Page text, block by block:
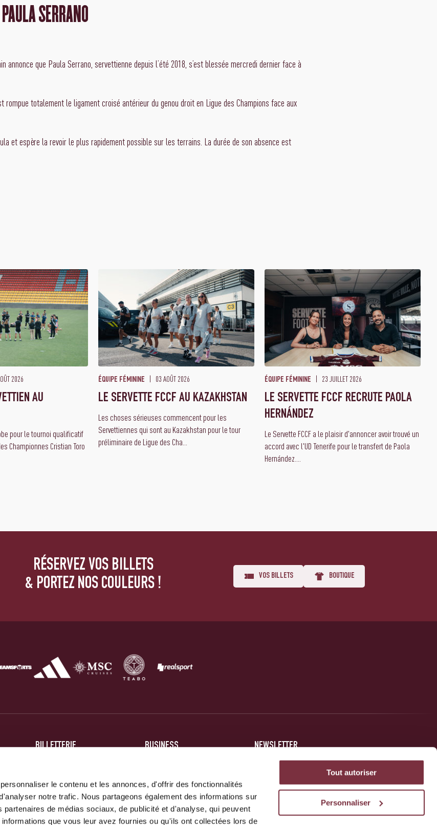
le contenu et les annonces, d'offrir des fonctionnalités
notre trafic. Nous partageons également des informations sur
de médias sociaux, de publicité et d'analyse, qui peuvent
que vous leur avez fournies ou qu'ils ont collectées lors de
Tout autoriser
Personnaliser
SERRANO
annonce que Paula Serrano, servettienne depuis l’été 2018, s’est blessée mercredi dernier face à
rompue totalement le ligament croisé antérieur du genou droit en Ligue des Champions face aux
et espère la revoir le plus rapidement possible sur les terrains. La durée de son absence est
2026
AU
pour le tournoi qualificatif
Championnes Cristian Toro
ÉQUIPE FÉMININE 03 AOÛT 2026
LE SERVETTE FCCF AU KAZAKHSTAN
Les choses sérieuses commencent pour les
Servettiennes qui sont au Kazakhstan pour le tour
préliminaire de Ligue des Cha...
ÉQUIPE FÉMININE 23 JUILLET 2026
LE SERVETTE FCCF RECRUTE PAOLA
HERNÁNDEZ
Le Servette FCCF a le plaisir d'annoncer avoir trouvé un
accord avec l'UD Tenerife pour le transfert de Paola
Hernández....
RÉSERVEZ VOS BILLETS
& PORTEZ NOS COULEURS !
VOS BILLETS BOUTIQUE
BILLETTERIE
ABONNEMENTS
BUSINESS
PARTENAIRES
NEWSLETTER
Inscrivez-vous et soyez au courant des dernières nouvelles
concernant votre club.